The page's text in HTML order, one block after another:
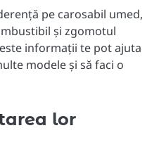
pe carosabil umed,
și zgomotul
informații te pot ajuta
modele și să faci o
lor